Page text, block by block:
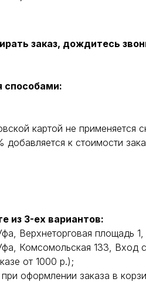
заказ, дождитесь
способами:
картой не применяется
к стоимости
из 3-ех вариантов:
Верхнеторговая площадь
Комсомольская 133, Вход
от 1000 р.);
оформлении заказа в